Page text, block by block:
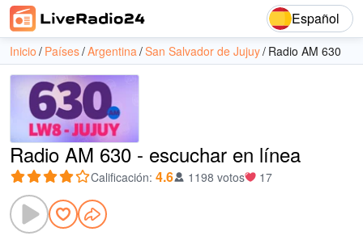
Español
Inicio Países Argentina San Salvador de Jujuy Radio AM 630
Radio AM 630 - escuchar en línea
Calificación: 4.6 1198 votos 17